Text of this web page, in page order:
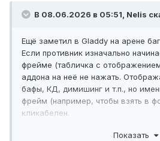
В 08.06.2026 в 05:51, Nelis
Ещё заметил в Gladdy на арене
Если противник изначально
фрейме (табличка с
аддона на неё не нажать.
бафы, КД, димишинг и т.п., но
фрейм (например, чтобы взять в
кликабелен.
Только через команду /focus
Показать